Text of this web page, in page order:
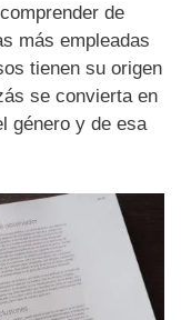
de
más empleadas
tienen su origen
se convierta en
género y de esa